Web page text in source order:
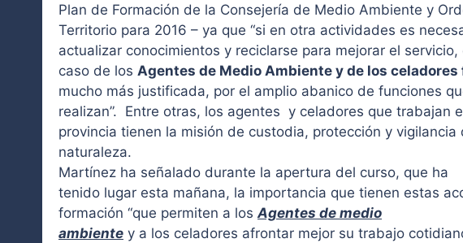
Plan de Formación de la Consejería de Medio Ambiente y
Territorio para 2016 – ya que “si en otra actividades es
actualizar conocimientos y reciclarse para mejorar el servicio,
caso de los Agentes de Medio Ambiente y de los
mucho más justificada, por el amplio abanico de funciones
realizan”. Entre otras, los agentes y celadores que trabajan
provincia tienen la misión de custodia, protección y vigilancia
naturaleza.
Martínez ha señalado durante la apertura del curso, que ha
tenido lugar esta mañana, la importancia que tienen estas
formación “que permiten a losAgentes de medio
ambiente y a los celadores afrontar mejor su trabajo